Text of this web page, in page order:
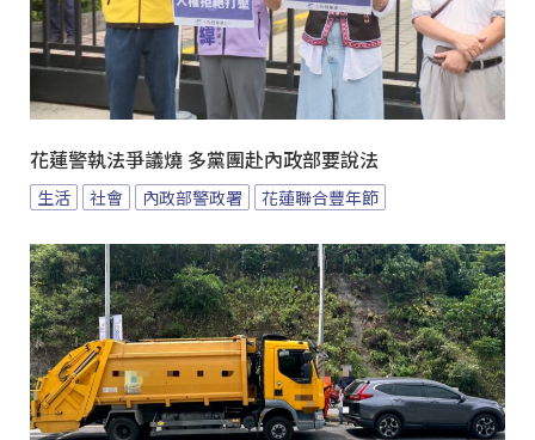
花蓮警執法爭議燒 多黨團赴內政部要說法
生活 社會 內政部警政署 花蓮聯合豐年節